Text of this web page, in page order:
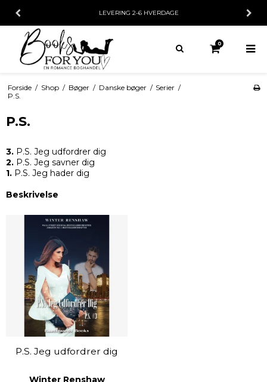
LEVERING 2-6 HVERDAGE
0
Forside / Shop / Bøger / Danske bøger / Serier /
P.S.
P.S.
3. P.S. Jeg udfordrer dig
2. P.S. Jeg savner dig
1. P.S. Jeg hader dig
Beskrivelse
P.S. Jeg udfordrer dig
Winter Renshaw